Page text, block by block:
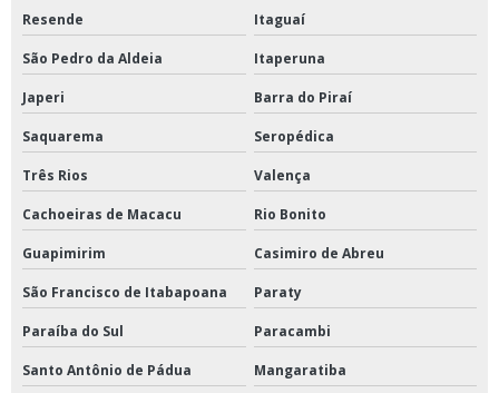
Resende Itaguaí
São Pedro da Aldeia Itaperuna
Japeri Barra do Piraí
Saquarema Seropédica
Três Rios Valença
Cachoeiras de Macacu Rio Bonito
Guapimirim Casimiro de Abreu
São Francisco de Itabapoana Paraty
Paraíba do Sul Paracambi
Santo Antônio de Pádua Mangaratiba